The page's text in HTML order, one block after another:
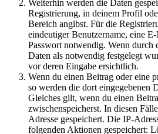
Weiterhin werden die Daten
Registrierung, in deinem Profil
Bereich angibst. Für die
eindeutiger Benutzername, eine
Passwort notwendig. Wenn durch
Daten als notwendig festgelegt
vor deren Eingabe ersichtlich.
Wenn du einen Beitrag oder eine
so werden die dort eingegebenen
Gleiches gilt, wenn du einen
zwischenspeicherst. In diesen
Adresse gespeichert. Die IP-
folgenden Aktionen gespeichert: